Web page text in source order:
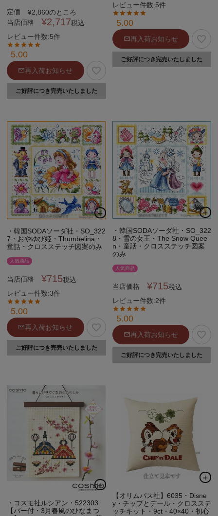
定価 ¥2,860のところ
当店価格
¥2,717税込
レビュー件数:5件
5.00
再入荷お知らせ
ご好評につき完売いたしました
レビュー件数:5件
5.00
再入荷お知らせ
ご好評につき完売いたしました
・韓国SODAソーダ社・SO_322
7・おやゆび姫・Thumbelina・
童話・クロスステッチ図案のみ
人気商品
当店価格 ¥715税込
レビュー件数:3件
5.00
再入荷お知らせ
ご好評につき完売いたしました
・韓国SODAソーダ社・SO_322
8・雪の女王・The Snow Quee
n・童話・クロスステッチ図案
のみ
人気商品
当店価格 ¥715税込
レビュー件数:2件
5.00
再入荷お知らせ
ご好評につき完売いたしました
・コスモ社ルシアン・522303
【バー付・3月春風のひなまつ
【オリムパス社】6035・Disne
y・チップとデール・クロスステ
ッチキット・9ct・40×40・初心